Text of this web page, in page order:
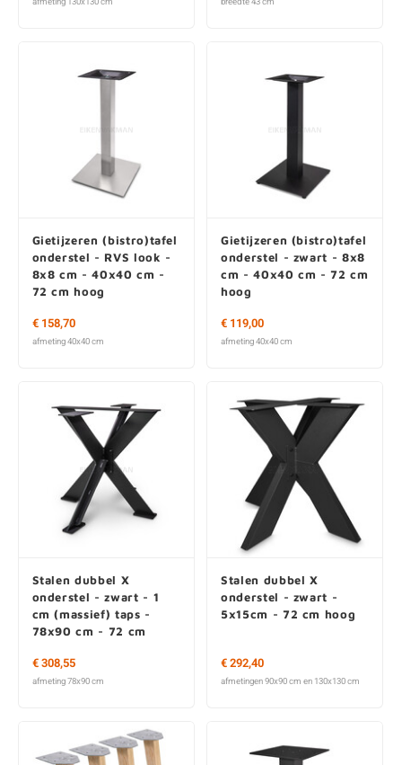
Gietijzeren (bistro)tafel
onderstel - RVS look -
8x8 cm - 40x40 cm -
72 cm hoog
€ 158,70
afmeting 40x40 cm
Gietijzeren (bistro)tafel
onderstel - zwart - 8x8
cm - 40x40 cm - 72 cm
hoog
€ 119,00
afmeting 40x40 cm
Stalen dubbel X
onderstel - zwart - 1
cm (massief) taps -
78x90 cm - 72 cm
€ 308,55
afmeting 78x90 cm
Stalen dubbel X
onderstel - zwart -
5x15cm - 72 cm hoog
€ 292,40
afmetingen 90x90 cm en 130x130 cm